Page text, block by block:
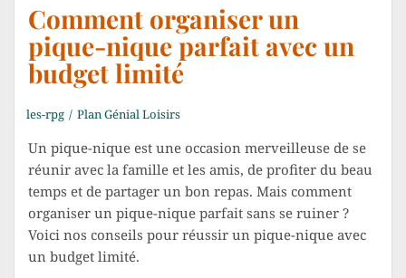
Comment organiser un
pique-nique parfait avec un
budget limité
les-rpg Plan Génial Loisirs
Un pique-nique est une occasion merveilleuse de se
réunir avec la famille et les amis, de profiter du beau
temps et de partager un bon repas. Mais comment
organiser un pique-nique parfait sans se ruiner ?
Voici nos conseils pour réussir un pique-nique avec
un budget limité.